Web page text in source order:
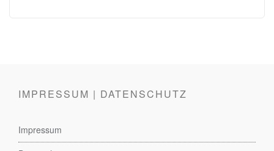
IMPRESSUM | DATENSCHUTZ
Impressum